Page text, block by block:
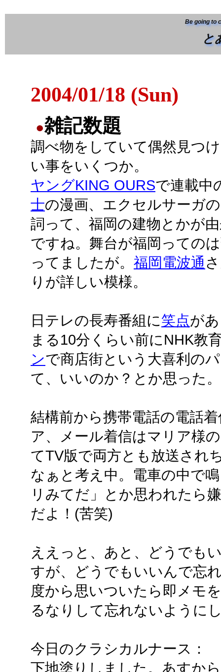
Be going to
と
2004/01/18 (Sun)
●雑記数題
調べ物をしていて偶然見つ
い事をいくつか。
ヤングKING OURSで連載中
士の漫画、エクセルサーガ
詞って、福岡の建物とかが
ですね。舞台が福岡っての
ってましたが。 福岡電波通
りが詳しい模様。
日テレの長寿番組に笑点が
まる10分くらい前にNHK教
ンで商店街という大喜利の
て、いいのか？とか思った。
結構前から携帯電話の電話
ア、メール着信はマリア様
てTV版で両方とも放送され
なぁと考え中。電車の中で
リみてだ」とか思われたら
だよ！(苦笑)
ええっと、あと、どうでも
すが、どうでもいいんで忘
度から思いついたら即メモ
るなりして忘れないように
今日のクラシカルナース：
下地塗りしました。あすか